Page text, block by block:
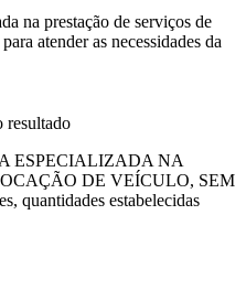
na prestação de serviços de
atender as necessidades da
resultado
ESPECIALIZADA NA
DE VEÍCULO, SEM
quantidades estabelecidas